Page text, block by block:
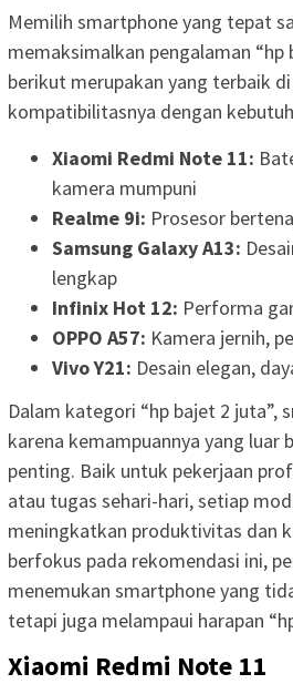
Memilih smartphone yang tepat
memaksimalkan pengalaman “hp
berikut merupakan yang terbaik
kompatibilitasnya dengan
Xiaomi Redmi Note 11:
kamera mumpuni
Realme 9i: Prosesor
Samsung Galaxy A13:
lengkap
Infinix Hot 12: Performa
OPPO A57: Kamera jernih,
Vivo Y21: Desain elegan,
Dalam kategori “hp bajet 2 juta”,
karena kemampuannya yang luar
penting. Baik untuk pekerjaan
atau tugas sehari-hari, setiap
meningkatkan produktivitas dan
berfokus pada rekomendasi ini,
menemukan smartphone yang
tetapi juga melampaui harapan
Xiaomi Redmi Note 11